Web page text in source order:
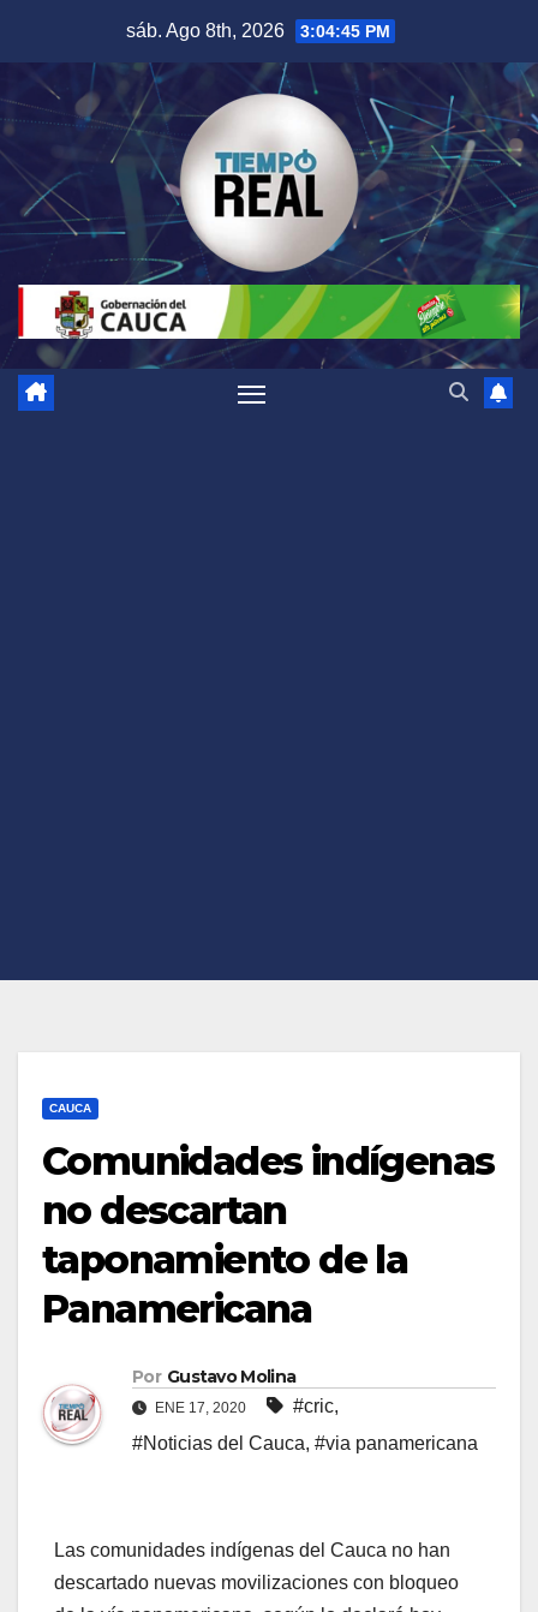
contenido
sáb. Ago 8th, 2026 3:04:46 PM
CAUCA
Comunidades indígenas
no descartan
taponamiento de la
Panamericana
Por Gustavo Molina
ENE 17, 2020 #cric,
#Noticias del Cauca, #via panamericana
Las comunidades indígenas del Cauca no han
descartado nuevas movilizaciones con bloqueo